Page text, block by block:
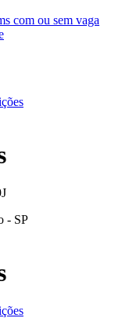
com ou sem vaga
- SP